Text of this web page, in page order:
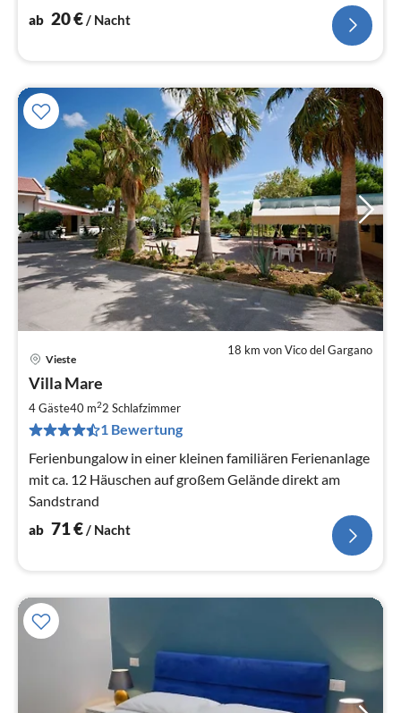
ab 20€/ Nacht
18 km von Vico del Gargano
Vieste
Villa Mare
4 Gäste40 m22 Schlafzimmer
1 Bewertung
Ferienbungalow in einer kleinen familiären Ferienanlage
mit ca. 12 Häuschen auf großem Gelände direkt am
Sandstrand
ab 71€/ Nacht